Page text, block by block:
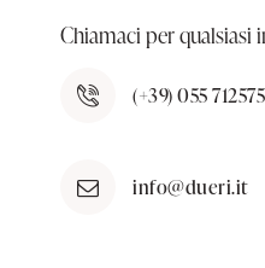
Chiamaci per
(+39) 055 712575
info@dueri.it